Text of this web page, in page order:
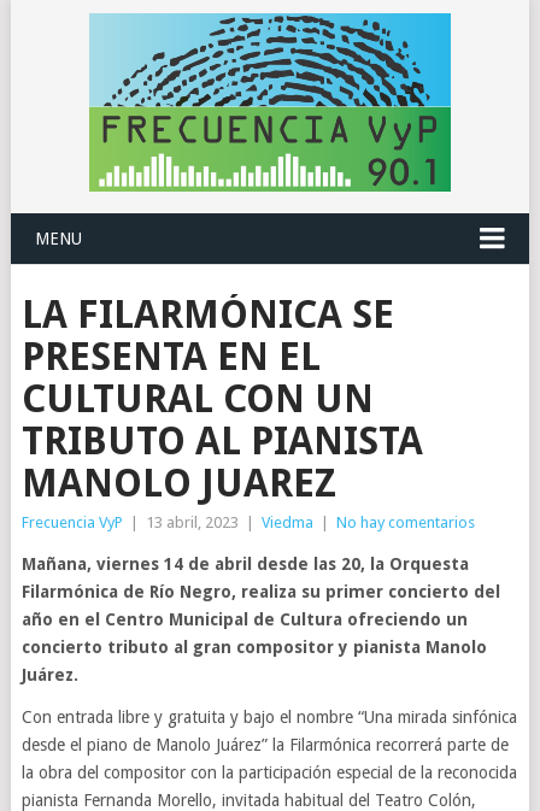
MENU
LA FILARMÓNICA SE
PRESENTA EN EL
CULTURAL CON UN
TRIBUTO AL PIANISTA
MANOLO JUAREZ
Frecuencia VyP 13 abril, 2023 Viedma No hay comentarios
Mañana, viernes 14 de abril desde las 20, la Orquesta
Filarmónica de Río Negro, realiza su primer concierto del
año en el Centro Municipal de Cultura ofreciendo un
concierto tributo al gran compositor y pianista Manolo
Juárez.
Con entrada libre y gratuita y bajo el nombre “Una mirada sinfónica
desde el piano de Manolo Juárez” la Filarmónica recorrerá parte de
la obra del compositor con la participación especial de la reconocida
pianista Fernanda Morello, invitada habitual del Teatro Colón,